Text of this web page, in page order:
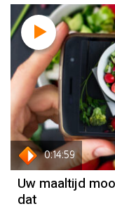
0:14:59
Uw maaltijd
dat